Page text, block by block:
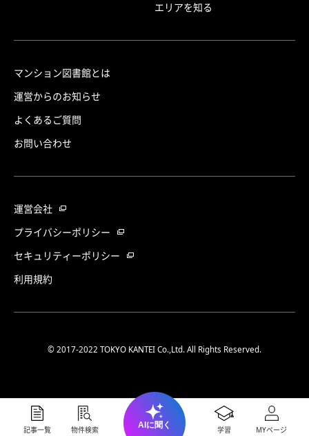
記事一覧 物件検索 MYページ
学習
AIに聞く
エリアを知る
マンション図書館とは
運営からのお知らせ
よくあるご質問
お問い合わせ
運営会社
プライバシーポリシー
セキュリティーポリシー
利用規約
© 2017-2022 TOKYO KANTEI Co.,Ltd. All Rights Reserved.